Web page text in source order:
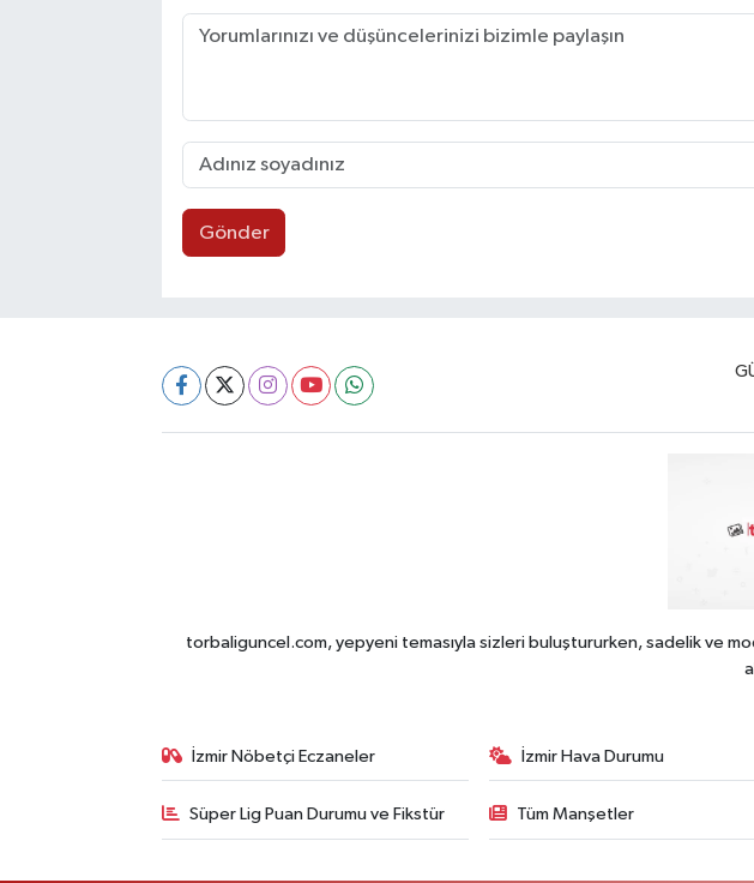
Gönder
torbaliguncel.com, yepyeni temasıyla sizleri buluştururken, sadelik ve
İzmir Nöbetçi Eczaneler İzmir Hava Durumu
Süper Lig Puan Durumu ve Fikstür Tüm Manşetler